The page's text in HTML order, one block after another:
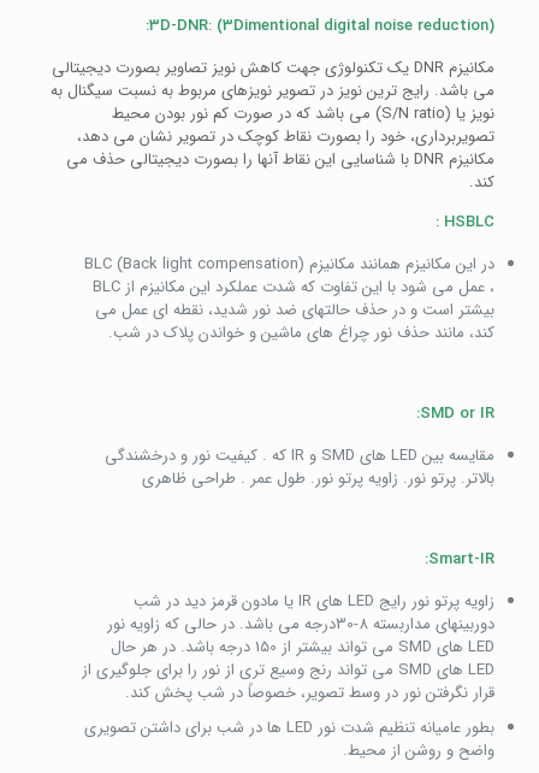
3D-DNR: (3Dimentional digital noise reduction):
مکانیزم DNR یک تکنولوژی جهت کاهش نویز تصاویر بصورت دیجیتالی
می باشد. رایج ترین نویز در تصویر نویزهای مربوط به نسبت سیگنال به
نویز یا (S/N ratio) می باشد که در صورت کم نور بودن محیط
تصویربرداری، خود را بصورت نقاط کوچک در تصویر نشان می دهد،
مکانیزم DNR با شناسایی این نقاط آنها را بصورت دیجیتالی حذف می
کند.
HSBLC :
در این مکانیزم همانند مکانیزم BLC (Back light compensation)
، عمل می شود با این تفاوت که شدت عملکرد این مکانیزم از BLC
بیشتر است و در حذف حالتهای ضد نور شدید، نقطه ای عمل می
کند، مانند حذف نور چراغ های ماشین و خواندن پلاک در شب.
SMD or IR:
مقایسه بین LED های SMD و IR که . کیفیت نور و درخشندگی
بالاتر. پرتو نور. زاویه پرتو نور. طول عمر . طراحی ظاهری
Smart-IR:
زاویه پرتو نور رایج LED های IR یا مادون قرمز دید در شب
دوربینهای مداربسته 8-30درجه می باشد. در حالی که زاویه نور
LED های SMD می تواند بیشتر از 150 درجه باشد. در هر حال
LED های SMD می تواند رنج وسیع تری از نور را برای جلوگیری از
قرار نگرفتن نور در وسط تصویر، خصوصاً در شب پخش کند.
بطور عامیانه تنظیم شدت نور LED ها در شب برای داشتن تصویری
واضح و روشن از محیط.